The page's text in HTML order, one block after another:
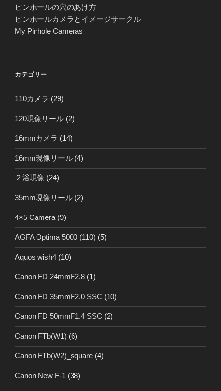
ピンホールの穴のあけ方
ピンホールカメラとイメージサークル
My Pinhole Cameras
カテゴリー
110カメラ (29)
120現像リール (2)
16mmカメラ (14)
16mm現像リール (4)
２浴現像 (24)
35mm現像リール (2)
4×5 Camera(9)
AGFA Optima 5000 (110) (5)
Aquos wish4 (10)
Canon FD 24mmF2.8 (1)
Canon FD 35mmF2.0 SSC (10)
Canon FD 50mmF1.4 SSC (2)
Canon FTb(W1) (6)
Canon FTb(W2)_square (4)
Canon New F-1 (38)